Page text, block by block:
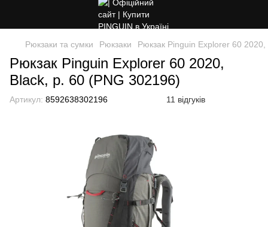
Рюкзаки та сумки Рюкзаки Рюкзак Pinguin Explorer 60
Рюкзак Pinguin Explorer 60 2020,
Black, р. 60 (PNG 302196)
Артикул: 8592638302196 11 відгуків